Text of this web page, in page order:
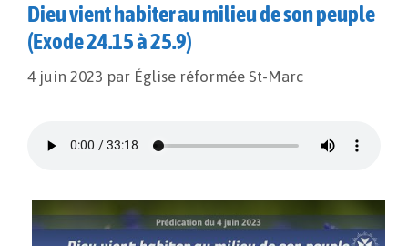
Dieu vient habiter au milieu de son peuple
(Exode 24.15 à 25.9)
4 juin 2023 par Église réformée St-Marc